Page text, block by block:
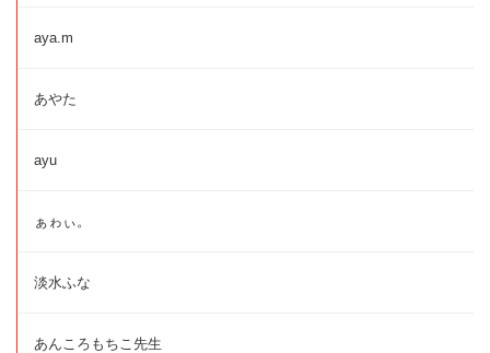
aya.m
あやた
ayu
ぁゎぃ。
淡水ふな
あんころもちこ先生